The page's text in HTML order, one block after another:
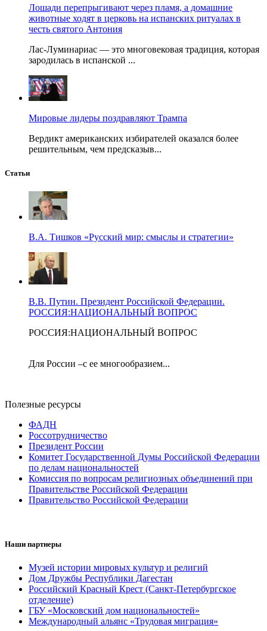
Лошади перепрыгивают через пламя, а домашние
животные ходят в церковь на испанских ритуалах в
честь святого Антония
Лас-Луминариас — это многовековая традиция, которая
зародилась в испанской ...
Мировые лидеры поздравляют Трампа
Вердикт американских избирателей оказался более
решительным, чем предсказыв...
Статьи
В.А. Тишков «Русский мир: смыслы и стратегии»
В.В. Путин. Президент Российской Федерации.
РОССИЯ:НАЦИОНАЛЬНЫЙ ВОПРОС
РОССИЯ:НАЦИОНАЛЬНЫЙ ВОПРОС
Для России –с ее многообразием...
Полезные ресурсы
ФАДН
Россотрудничество
Президент России
Комитет Государственной Думы Российской Федерации
по делам национальностей
Комиссия по вопросам религиозных объединений при
Правительстве Российской Федерации
Правительство Российской Федерации
Наши партнеры
Музей истории мировых культур и религий
Дом Дружбы Республики Дагестан
Российский Красный Крест (Санкт-Петербургское
отделение)
ГБУ «Московский дом национальностей»
Международный альянс «Трудовая миграция»